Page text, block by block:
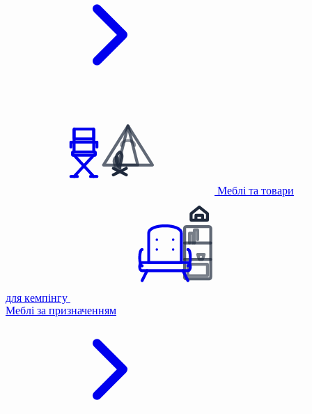
Меблі та товари
для кемпінгу
Меблі за призначенням